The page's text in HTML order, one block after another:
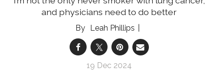
and physicians need to do better
Leah Phillips
19 Dec 2024